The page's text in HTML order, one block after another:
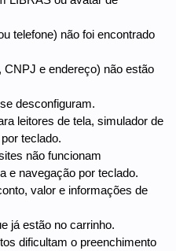
telefone) não foi encontrado
e endereço) não estão
desconfiguram.
leitores de tela, simulador de
teclado.
não funcionam
e navegação por teclado.
valor e informações de
já estão no carrinho.
dificultam o preenchimento